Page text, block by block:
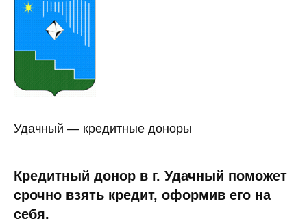
Удачный — кредитные доноры
Кредитный донор в г. Удачный поможет
срочно взять кредит, оформив его на
себя.